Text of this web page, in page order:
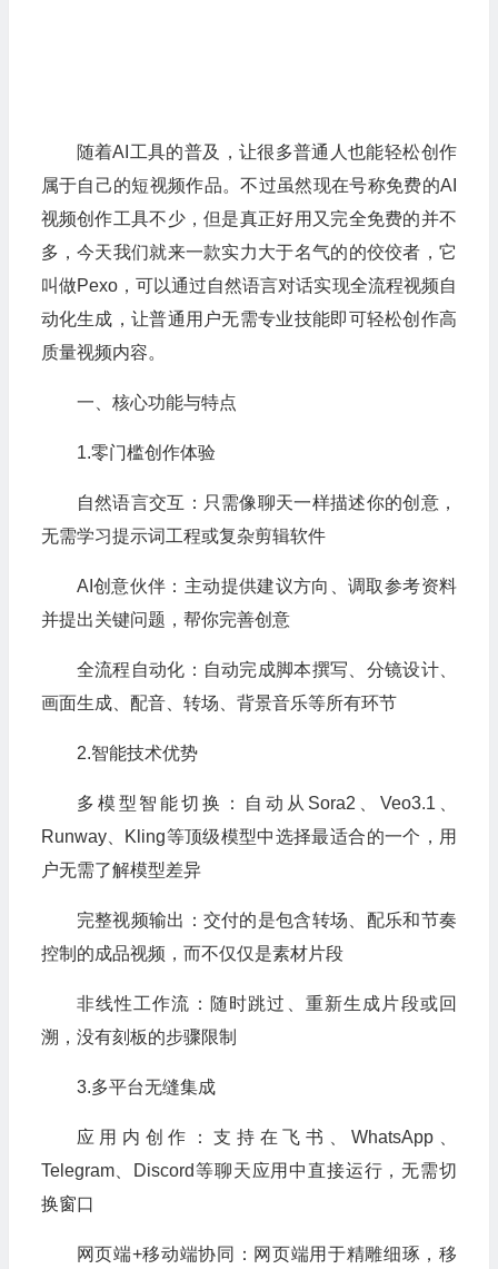
随着AI工具的普及，让很多普通人也能轻松创作
属于自己的短视频作品。不过虽然现在号称免费的AI
视频创作工具不少，但是真正好用又完全免费的并不
多，今天我们就来一款实力大于名气的的佼佼者，它
叫做Pexo，可以通过自然语言对话实现全流程视频自
动化生成，让普通用户无需专业技能即可轻松创作高
质量视频内容。
一、核心功能与特点
1.零门槛创作体验
自然语言交互：只需像聊天一样描述你的创意，
无需学习提示词工程或复杂剪辑软件
AI创意伙伴：主动提供建议方向、调取参考资料
并提出关键问题，帮你完善创意
全流程自动化：自动完成脚本撰写、分镜设计、
画面生成、配音、转场、背景音乐等所有环节
2.智能技术优势
多模型智能切换：自动从Sora2、Veo3.1、
Runway、Kling等顶级模型中选择最适合的一个，用
户无需了解模型差异
完整视频输出：交付的是包含转场、配乐和节奏
控制的成品视频，而不仅仅是素材片段
非线性工作流：随时跳过、重新生成片段或回
溯，没有刻板的步骤限制
3.多平台无缝集成
应用内创作：支持在飞书、WhatsApp、
Telegram、Discord等聊天应用中直接运行，无需切
换窗口
网页端+移动端协同：网页端用于精雕细琢，移